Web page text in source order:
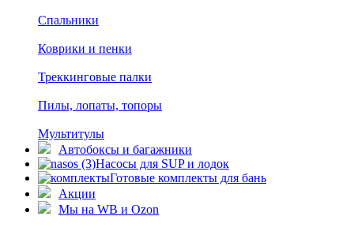
Спальники
Коврики и пенки
Треккинговые палки
Пилы, лопаты, топоры
Мультитулы
Автобоксы и багажники
Насосы для SUP и лодок
Готовые комплекты для бань
Акции
Мы на WB и Ozon